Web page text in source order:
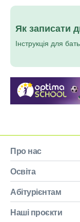
Як записати
Інструкція для
Про нас
Освіта
Абітурієнтам
Наші проєкти